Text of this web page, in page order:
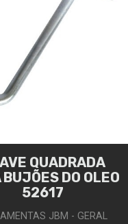
QUADRADA
BUJÕES DO OLEO
52617
JBM - GERAL